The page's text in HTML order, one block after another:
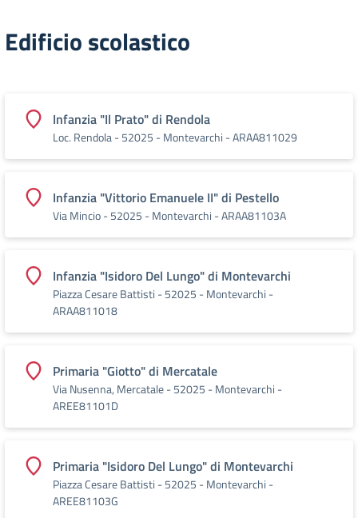
Edificio scolastico
Infanzia "Il Prato" di Rendola
Loc. Rendola - 52025 - Montevarchi - ARAA811029
Infanzia "Vittorio Emanuele II" di Pestello
Via Mincio - 52025 - Montevarchi - ARAA81103A
Infanzia "Isidoro Del Lungo" di Montevarchi
Piazza Cesare Battisti - 52025 - Montevarchi -
ARAA811018
Primaria "Giotto" di Mercatale
Via Nusenna, Mercatale - 52025 - Montevarchi -
AREE81101D
Primaria "Isidoro Del Lungo" di Montevarchi
Piazza Cesare Battisti - 52025 - Montevarchi -
AREE81103G